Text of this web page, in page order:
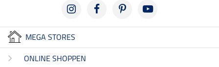
MEGA STORES
ONLINE SHOPPEN